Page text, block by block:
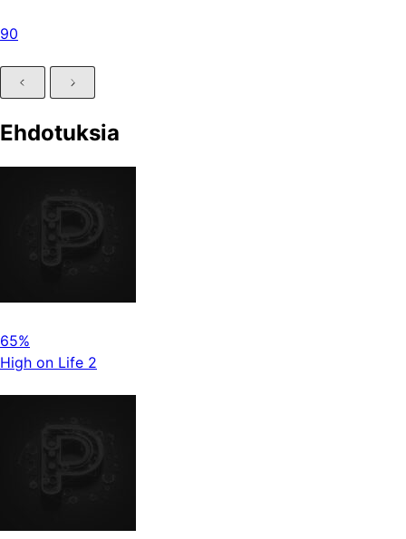
90
Ehdotuksia
65%
High on Life 2